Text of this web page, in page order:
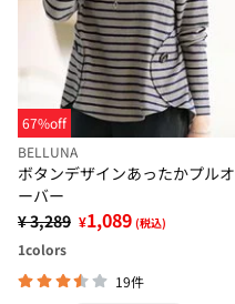
67%off
BELLUNA
ボタンデザインあったかプルオ
ーバー
¥ 3,289 ¥1,089 (税込)
1colors
19件